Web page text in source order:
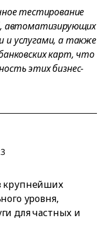
тестирование
автоматизирующих
и услугами, а также
карт, что
этих бизнес-
крупнейших
уровня,
для частных и